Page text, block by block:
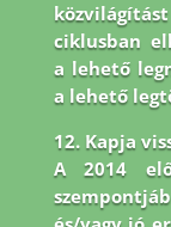
ciklusban
a lehető
a lehető
12. Kapja
A 2014